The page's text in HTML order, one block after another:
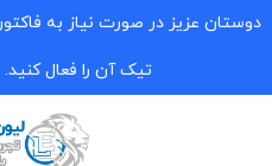
دوستان عزیز در صورت نیاز به
تیک آن را فعال کنید.